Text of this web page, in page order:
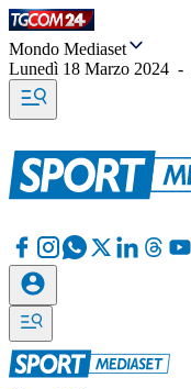
Mondo Mediaset
Lunedì 18 Marzo 2024 -